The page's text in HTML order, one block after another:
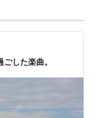
した楽曲。